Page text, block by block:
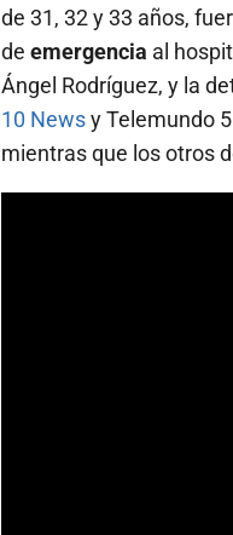
de 31, 32 y 33 años,
de emergencia al
Ángel Rodríguez, y la
10 Newsy Telemundo
mientras que los otros